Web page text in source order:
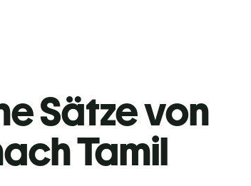
Sätze von
Tamil